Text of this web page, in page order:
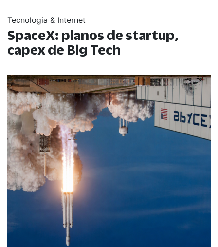
Tecnologia & Internet
SpaceX: planos de startup,
capex de Big Tech